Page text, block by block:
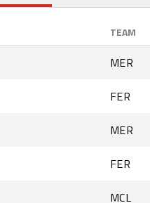
TEAM
MER
FER
MER
FER
MCL